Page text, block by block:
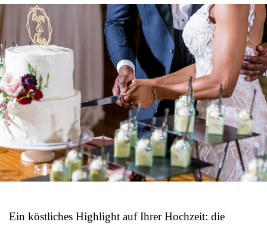
Ein köstliches Highlight auf Ihrer Hochzeit: die